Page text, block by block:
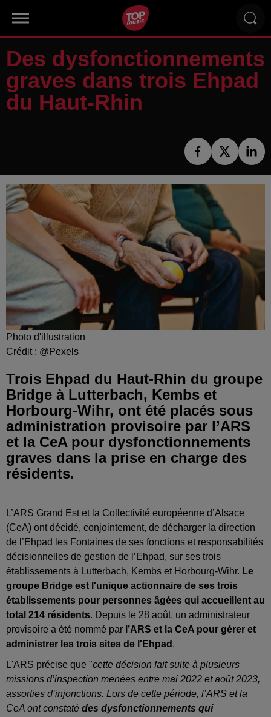
Des dysfonctionnements
graves dans trois Ehpad
du Haut-Rhin
Photo d'illustration
Crédit : @Pexels
Trois Ehpad du Haut-Rhin du groupe
Bridge à Lutterbach, Kembs et
Horbourg-Wihr, ont été placés sous
administration provisoire par l’ARS
et la CeA pour dysfonctionnements
graves dans la prise en charge des
résidents.
L’ARS Grand Est et la Collectivité européenne d’Alsace
(CeA) ont décidé, conjointement, de décharger la direction
de l’Ehpad les Fontaines de ses fonctions et responsabilités
décisionnelles de gestion de l’Ehpad, sur ses trois
établissements à Lutterbach, Kembs et Horbourg-Wihr. Le
groupe Bridge est l'unique actionnaire de ses trois
établissements pour personnes âgées qui accueillent au
total 214 résidents. Depuis le 28 août, un administrateur
provisoire a été nommé par l’ARS et la CeA pour gérer et
administrer les trois sites de l'Ehpad .
L'ARS précise que "cette décision fait suite à plusieurs
missions d’inspection menées entre mai 2022 et août 2023,
assorties d’injonctions. Lors de cette période, l’ARS et la
CeA ont constaté des dysfonctionnements qui